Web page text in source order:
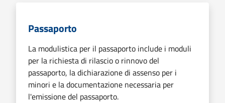
Passaporto
La modulistica per il passaporto include i moduli
per la richiesta di rilascio o rinnovo del
passaporto, la dichiarazione di assenso per i
minori e la documentazione necessaria per
l'emissione del passaporto.